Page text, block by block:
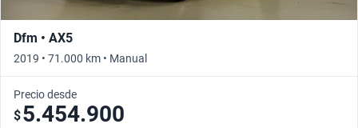
Dfm • AX5
2019 • 71.000 km • Manual
Precio desde
$5.454.900